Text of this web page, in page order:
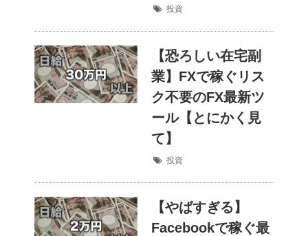
投資
【恐ろしい在宅副
業】FXで稼ぐリス
ク不要のFX最新ツ
ール【とにかく見
て】
投資
【やばすぎる】
Facebookで稼ぐ最